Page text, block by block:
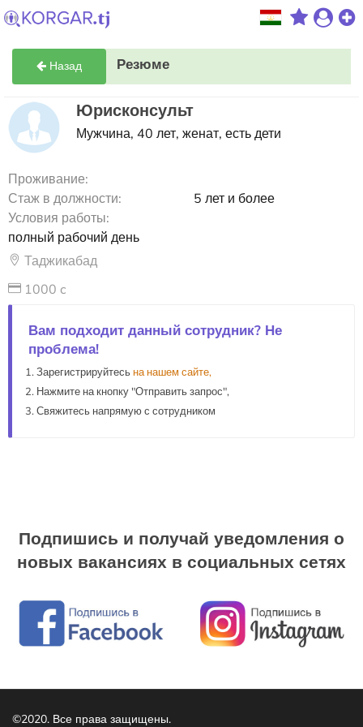
Назад Резюме
Юрисконсульт
Мужчина, 40 лет, женат, есть дети
Проживание:
Стаж в должности:
5 лет и более
Условия работы:
полный рабочий день
Таджикабад
1000 c
Вам подходит данный сотрудник? Не
проблема!
Зарегистрируйтесьна нашем сайте,
Нажмите на кнопку "Отправить запрос",
Свяжитесь напрямую с сотрудником
Подпишись и получай уведомления о
новых вакансиях в социальных сетях
©2020. Все права защищены.